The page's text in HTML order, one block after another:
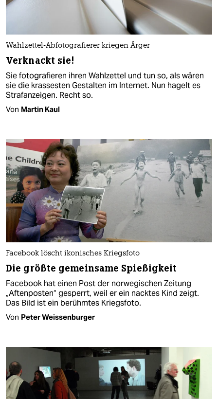
Wahlzettel-Abfotografierer kriegen Ärger
Verknackt sie!
Sie fotografieren ihren Wahlzettel und tun so, als wären
sie die krassesten Gestalten im Internet. Nun hagelt es
Strafanzeigen. Recht so.
Von Martin Kaul
Facebook löscht ikonisches Kriegsfoto
Die größte gemeinsame Spießigkeit
Facebook hat einen Post der norwegischen Zeitung
„Aftenposten“ gesperrt, weil er ein nacktes Kind zeigt.
Das Bild ist ein berühmtes Kriegsfoto.
Von Peter Weissenburger